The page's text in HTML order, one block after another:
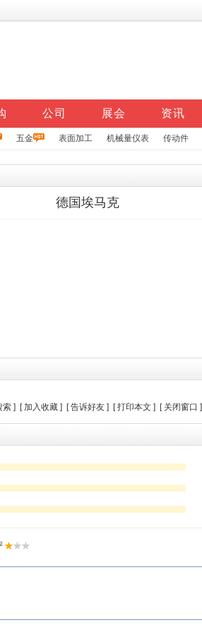
公司 展会 资讯
五金 表面加工 机械量仪表 传动件
德国埃马克
索 ] [加入收藏 ] [告诉好友 ] [打印本文 ] [ 关闭窗口 ]